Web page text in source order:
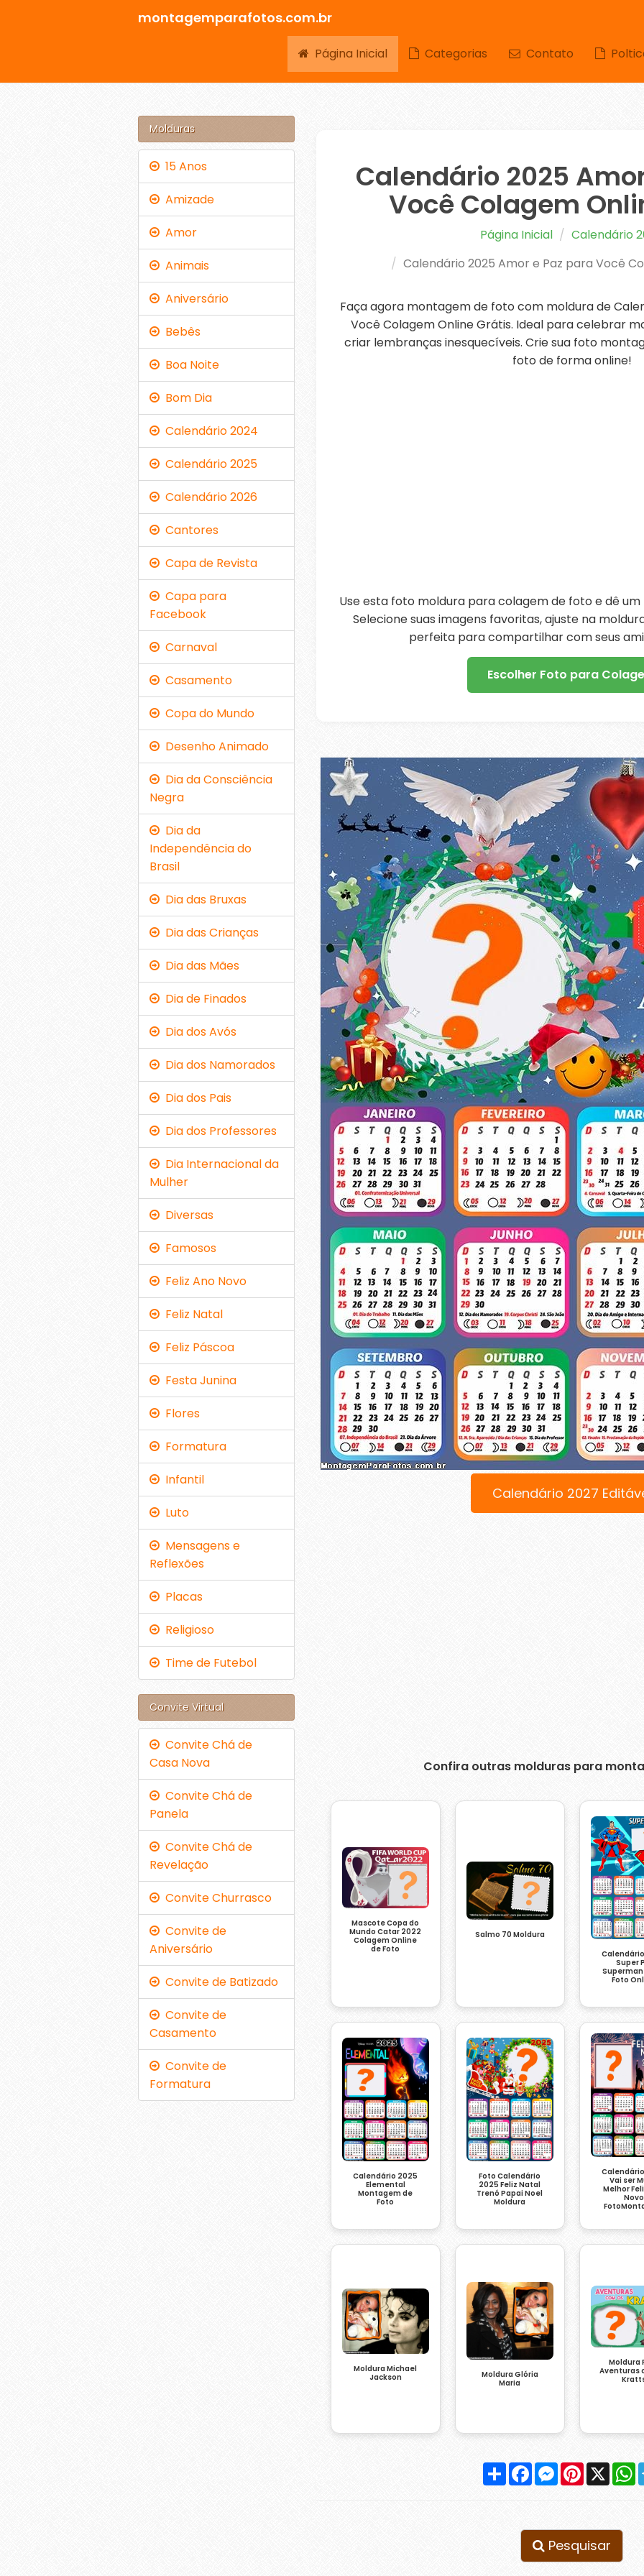
montagemparafotos.com.br
Página Inicial Categorias Contato
Calendário 2025
Você Colagem
Página Inicial
Calendário
Calendário 2025 Amor e Paz para Você
Faça agora montagem de foto com moldura de
Você Colagem Online Grátis. Ideal para celebrar
criar lembranças inesquecíveis. Crie sua foto
foto de forma online!
Use esta foto moldura para colagem de foto e dê um
Selecione suas imagens favoritas, ajuste na
perfeita para compartilhar com seus
Escolher Foto para
Calendário 2027
Confira outras molduras para
Mascote Copa do
Mundo Catar 2022
Colagem Online
de Foto
Salmo 70 Moldura
Super
Foto
Calendário 2025
Elemental
Montagem de
Foto
Foto Calendário
2025 Feliz Natal
Trenó Papai Noel
Moldura
Vai ser
Melhor
Novo
Moldura Michael
Jackson
Moldura Glória
Maria
Moldura
Aventuras
Compartilhar
FacebookMessenger
Pinterest
X
Pesquisar
Molduras
15 Anos
Amizade
Amor
Animais
Aniversário
Bebês
Boa Noite
Bom Dia
Calendário 2024
Calendário 2025
Calendário 2026
Cantores
Capa de Revista
Capa para
Facebook
Carnaval
Casamento
Copa do Mundo
Desenho Animado
Dia da Consciência
Negra
Dia da
Independência do
Brasil
Dia das Bruxas
Dia das Crianças
Dia das Mães
Dia de Finados
Dia dos Avós
Dia dos Namorados
Dia dos Pais
Dia dos Professores
Dia Internacional da
Mulher
Diversas
Famosos
Feliz Ano Novo
Feliz Natal
Feliz Páscoa
Festa Junina
Flores
Formatura
Infantil
Luto
Mensagens e
Reflexões
Placas
Religioso
Time de Futebol
Convite Virtual
Convite Chá de
Casa Nova
Convite Chá de
Panela
Convite Chá de
Revelação
Convite Churrasco
Convite de
Aniversário
Convite de Batizado
Convite de
Casamento
Convite de
Formatura